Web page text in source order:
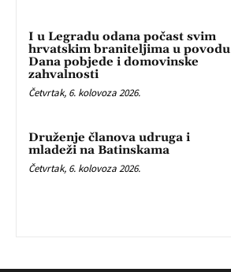
I u Legradu odana počast svim
hrvatskim braniteljima u povodu
Dana pobjede i domovinske
zahvalnosti
Četvrtak, 6. kolovoza 2026.
Druženje članova udruga i
mladeži na Batinskama
Četvrtak, 6. kolovoza 2026.